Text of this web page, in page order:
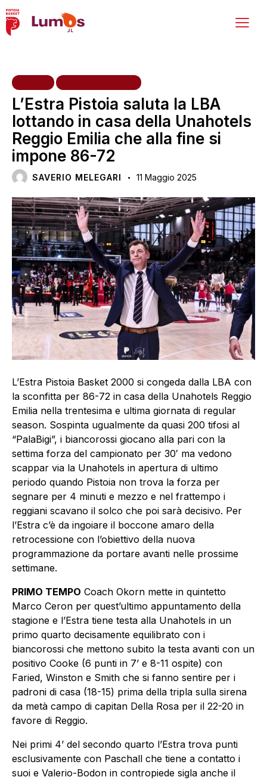
L’Estra Pistoia saluta la LBA
lottando in casa della Unahotels
Reggio Emilia che alla fine si
impone 86-72
SAVERIO MELEGARI 11 Maggio 2025
L’Estra Pistoia Basket 2000 si congeda dalla LBA con
la sconfitta per 86-72 in casa della Unahotels Reggio
Emilia nella trentesima e ultima giornata di regular
season. Sospinta ugualmente da quasi 200 tifosi al
“PalaBigi”, i biancorossi giocano alla pari con la
settima forza del campionato per 30′ ma vedono
scappar via la Unahotels in apertura di ultimo
periodo quando Pistoia non trova la forza per
segnare per 4 minuti e mezzo e nel frattempo i
reggiani scavano il solco che poi sarà decisivo. Per
l’Estra c’è da ingoiare il boccone amaro della
retrocessione con l’obiettivo della nuova
programmazione da portare avanti nelle prossime
settimane.
PRIMO TEMPO Coach Okorn mette in quintetto
Marco Ceron per quest’ultimo appuntamento della
stagione e l’Estra tiene testa alla Unahotels in un
primo quarto decisamente equilibrato con i
biancorossi che mettono subito la testa avanti con un
positivo Cooke (6 punti in 7’ e 8-11 ospite) con
Faried, Winston e Smith che si fanno sentire per i
padroni di casa (18-15) prima della tripla sulla sirena
da metà campo di capitan Della Rosa per il 22-20 in
favore di Reggio.
Nei primi 4’ del secondo quarto l’Estra trova punti
esclusivamente con Paschall che tiene a contatto i
suoi e Valerio-Bodon in contropiede sigla anche il